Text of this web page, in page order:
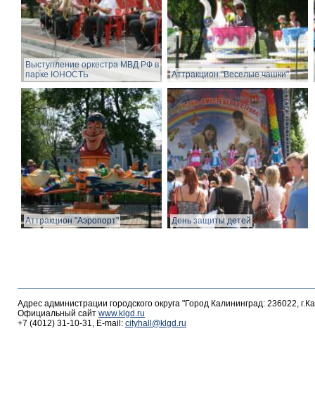
Выступление оркестра МВД РФ в
парке ЮНОСТЬ
Аттракцион "Веселые чашки"
Аттракцион "Аэропорт" День защиты детей
Адрес администрации городского округа "Город Калининград: 236022,
Официальный сайт www.klgd.ru
+7 (4012) 31-10-31, E-mail: cityhall@klgd.ru